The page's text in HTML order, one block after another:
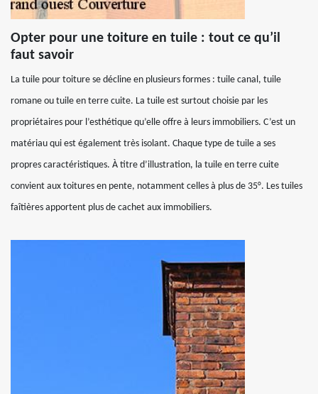
Opter pour une toiture en tuile : tout ce qu’il
faut savoir
La tuile pour toiture se décline en plusieurs formes : tuile canal, tuile
romane ou tuile en terre cuite. La tuile est surtout choisie par les
propriétaires pour l’esthétique qu’elle offre à leurs immobiliers. C’est un
matériau qui est également très isolant. Chaque type de tuile a ses
propres caractéristiques. À titre d’illustration, la tuile en terre cuite
convient aux toitures en pente, notamment celles à plus de 35°. Les tuiles
faîtières apportent plus de cachet aux immobiliers.